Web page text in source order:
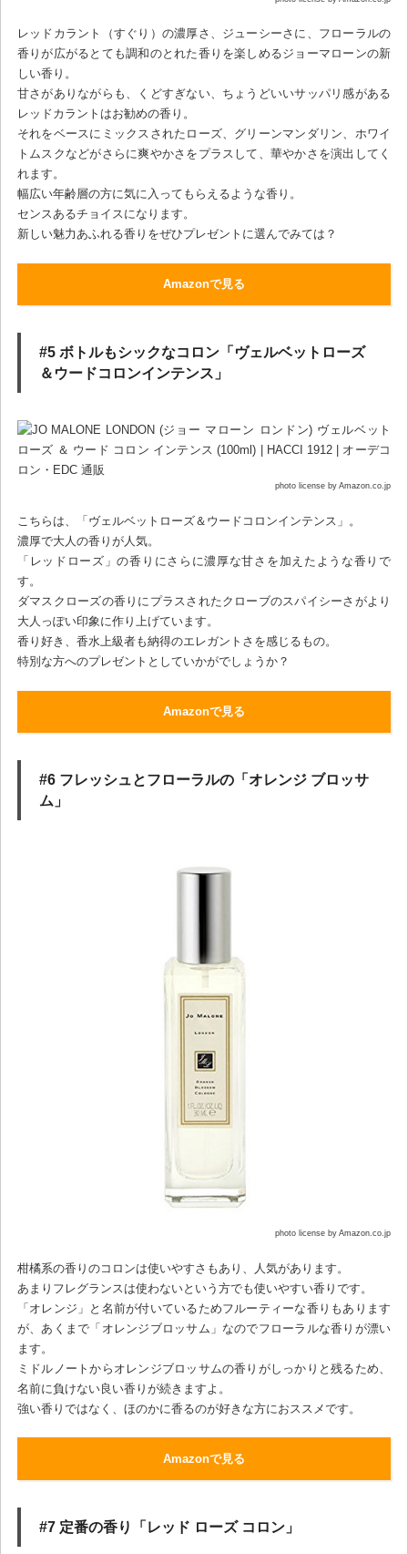
レッドカラント（すぐり）の濃厚さ、ジューシーさに、フローラルの
香りが広がるとても調和のとれた香りを楽しめるジョーマローンの新
しい香り。
甘さがありながらも、くどすぎない、ちょうどいいサッパリ感がある
レッドカラントはお勧めの香り。
それをベースにミックスされたローズ、グリーンマンダリン、ホワイ
トムスクなどがさらに爽やかさをプラスして、華やかさを演出してく
れます。
幅広い年齢層の方に気に入ってもらえるような香り。
センスあるチョイスになります。
新しい魅力あふれる香りをぜひプレゼントに選んでみては？
Amazonで見る
#5 ボトルもシックなコロン「ヴェルベットローズ
＆ウードコロンインテンス」
photo license by Amazon.co.jp
こちらは、「ヴェルベットローズ＆ウードコロンインテンス」。
濃厚で大人の香りが人気。
「レッドローズ」の香りにさらに濃厚な甘さを加えたような香りで
す。
ダマスクローズの香りにプラスされたクローブのスパイシーさがより
大人っぽい印象に作り上げています。
香り好き、香水上級者も納得のエレガントさを感じるもの。
特別な方へのプレゼントとしていかがでしょうか？
Amazonで見る
#6 フレッシュとフローラルの「オレンジ ブロッサ
ム」
photo license by Amazon.co.jp
柑橘系の香りのコロンは使いやすさもあり、人気があります。
あまりフレグランスは使わないという方でも使いやすい香りです。
「オレンジ」と名前が付いているためフルーティーな香りもあります
が、あくまで「オレンジブロッサム」なのでフローラルな香りが漂い
ます。
ミドルノートからオレンジブロッサムの香りがしっかりと残るため、
名前に負けない良い香りが続きますよ。
強い香りではなく、ほのかに香るのが好きな方におススメです。
Amazonで見る
#7 定番の香り「レッド ローズ コロン」